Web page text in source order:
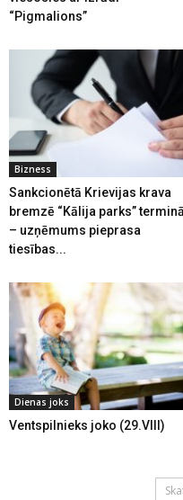
“Pigmalions”
Bizness
Sankcionētā Krievijas krava
bremzē “Kālija parks”
– uzņēmums pieprasa
tiesības...
Dienas joks
Ventspilnieks joko (29.VIII)